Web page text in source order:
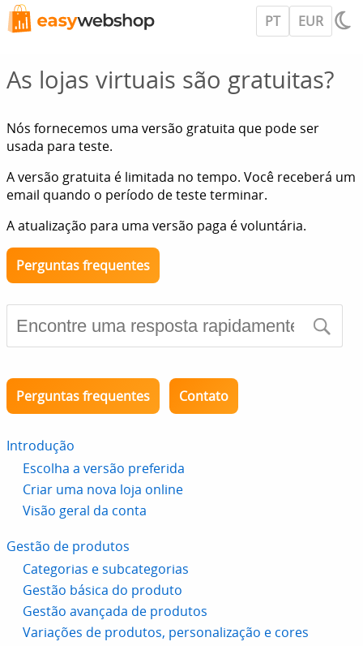
PT EUR
As lojas virtuais são gratuitas?
Nós fornecemos uma versão gratuita que pode ser
usada para teste.
A versão gratuita é limitada no tempo. Você receberá um
email quando o período de teste terminar.
A atualização para uma versão paga é voluntária.
Perguntas frequentes
Perguntas frequentes Contato
Introdução
Escolha a versão preferida
Criar uma nova loja online
Visão geral da conta
Gestão de produtos
Categorias e subcategorias
Gestão básica do produto
Gestão avançada de produtos
Variações de produtos, personalização e cores